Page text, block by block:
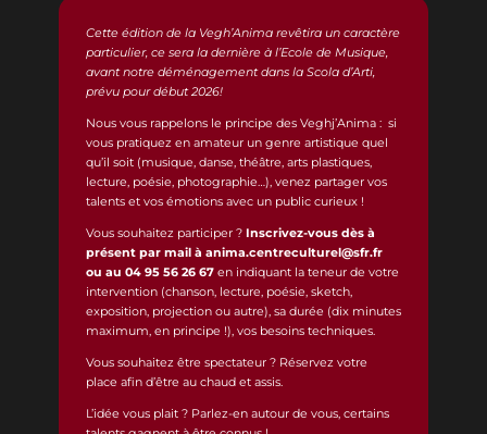
Cette édition de la Vegh’Anima revêtira un caractère
particulier, ce sera la dernière à l’Ecole de Musique,
avant notre déménagement dans la Scola d’Arti,
prévu pour début 2026!
Nous vous rappelons le principe des Veghj’Anima : si
vous pratiquez en amateur un genre artistique quel
qu’il soit (musique, danse, théâtre, arts plastiques,
lecture, poésie, photographie…), venez partager vos
talents et vos émotions avec un public curieux !
Vous souhaitez participer ? Inscrivez-vous dès à
présent par mail à anima.centreculturel@sfr.fr
ou au 04 95 56 26 67 en indiquant la teneur de votre
intervention (chanson, lecture, poésie, sketch,
exposition, projection ou autre), sa durée (dix minutes
maximum, en principe !), vos besoins techniques.
Vous souhaitez être spectateur ? Réservez votre
place afin d’être au chaud et assis.
L’idée vous plait ? Parlez-en autour de vous, certains